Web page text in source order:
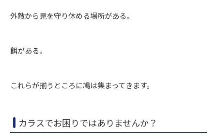
外敵から見を守り休める場所がある。
餌がある。
これらが揃うところに鳩は集まってきます。
カラスでお困りではありませんか？